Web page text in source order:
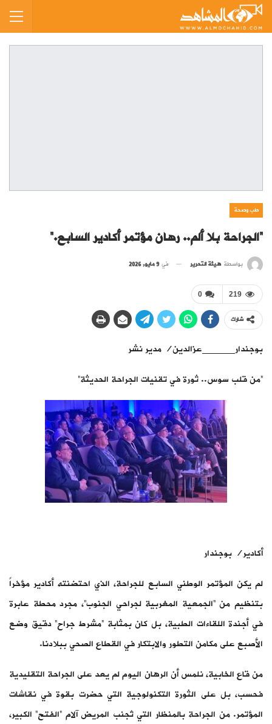
طب وصحة
“الجراحة بلا ألم.. رهان مؤتمر أكادير السابع.”
بواسطة هيئة التحرير في 9 مايو, 2026
0 219
شارك
بوجندار______عزالدين/ مدير نشر
“من قلب سوس.. ثورة في تقنيات الجراحة الحديثة”
أكادير/ بوجندار
لم يكن المؤتمر الوطني السابع للجراحة، الذي احتضنته أكادير مؤخراً
بتنظيم من “الجمعية المغربية لجراحي الجنوب”، مجرد محطة عابرة
في أجندة اللقاءات الطبية، بل كان بمثابة “مشرط جراح” دقيق وضع
الأصبع على مكامن التطور والابتكار في القطاع الصحي ببلادنا.
من قاع الخابية، نلمس أن الرهان اليوم لم يعد على الجراحة التقليدية
فحسب، بل على الثورة التكنولوجية التي حضرت بقوة في نقاشات
المؤتمر. من الجراحة بالمنظار التي تُجنب المريض آلام “الفتح” الكبير،